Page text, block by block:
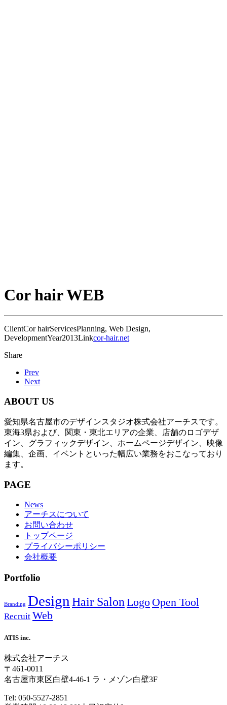
Cor hair WEB
ClientCor hairServicesPlanning, Web Design,
DevelopmentYear2013Linkcor-hair.net
Share
Prev
Next
ABOUT US
愛知県名古屋市のデザインスタジオ株式会社アーチスです。
東海3県および、関東・東北エリアの企業、店舗のロゴデザ
イン、グラフィックデザイン、ホームページデザイン、映像
編集、企画、イベントといった幅広い業務をおこなっており
ます。
PAGE
News
アーチスについて
お問い合わせ
トップページ
プライバシーポリシー
会社概要
Portfolio
Branding Design Hair SalonLogo Open Tool
Recruit Web
ATIS inc.
株式会社アーチス
〒461-0011
名古屋市東区白壁4-46-1 ラ・メゾン白壁3F
Tel: 050-5527-2851